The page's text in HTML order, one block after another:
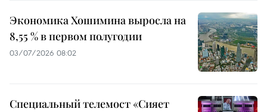
Экономика Хошимина выросла на
8,55 % в первом полугодии
03/07/2026 08:02
Специальный телемост «Сияет